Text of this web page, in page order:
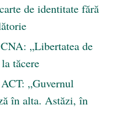
de identitate fără
„Libertatea de
tăcere
„Guvernul
în alta. Astăzi, în